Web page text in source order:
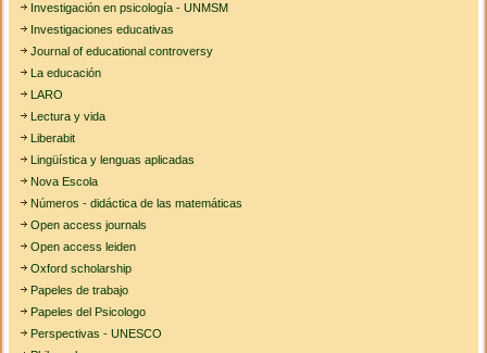
Investigación en psicología - UNMSM
Investigaciones educativas
Journal of educational controversy
La educación
LARO
Lectura y vida
Liberabit
Lingüística y lenguas aplicadas
Nova Escola
Números - didáctica de las matemáticas
Open access journals
Open access leiden
Oxford scholarship
Papeles de trabajo
Papeles del Psicologo
Perspectivas - UNESCO